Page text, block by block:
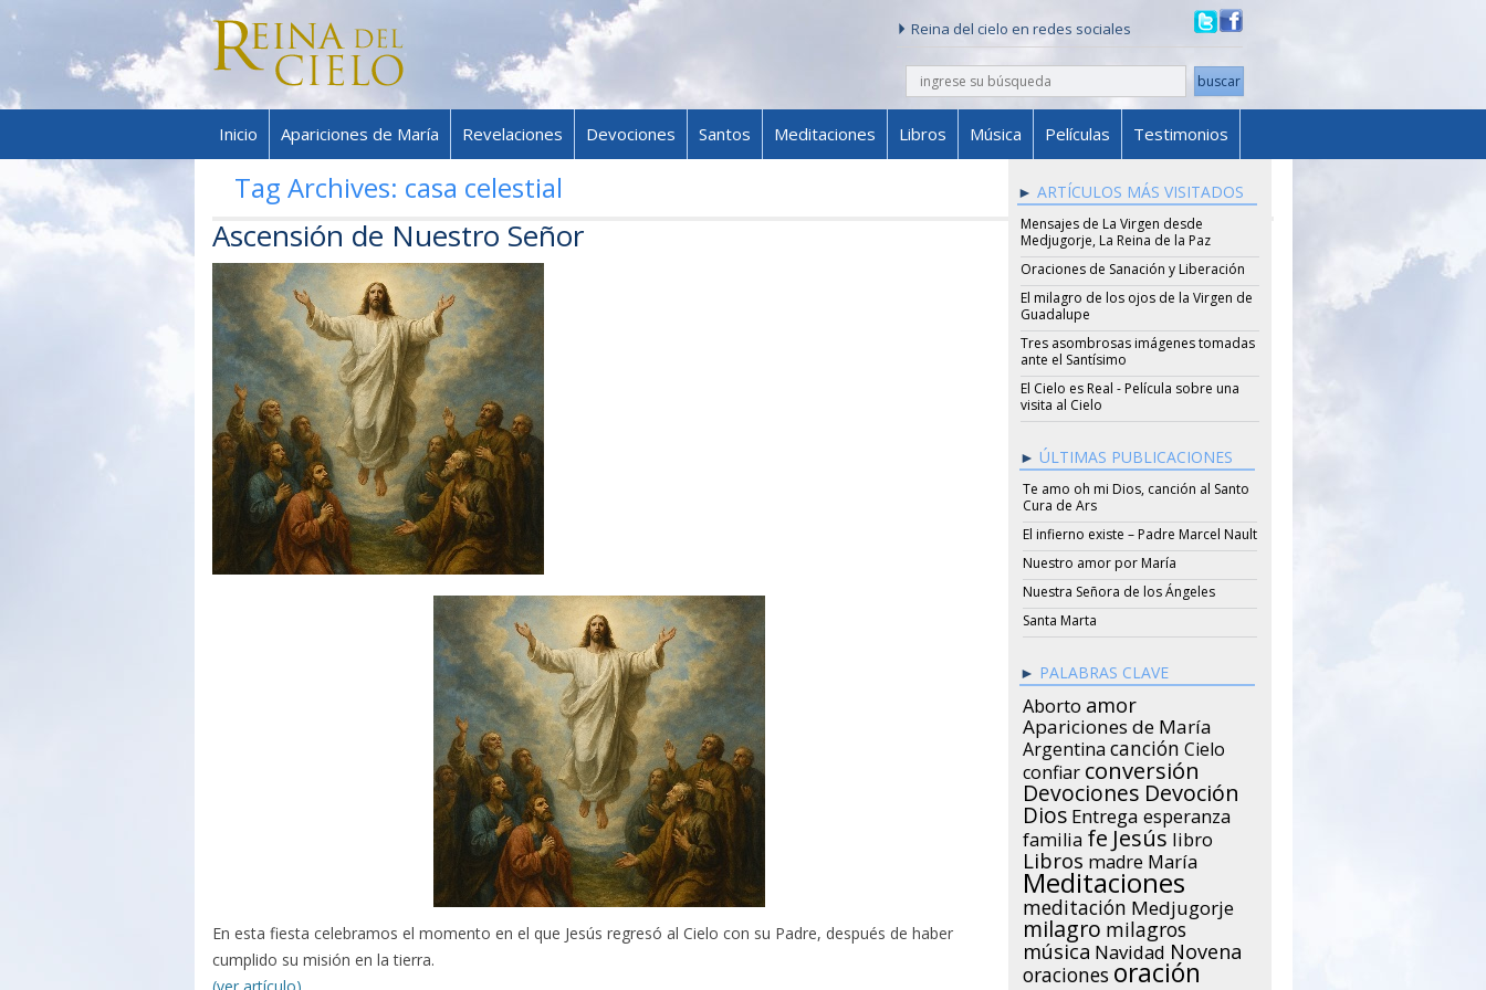
Reina del cielo en redes sociales
buscar
Skip to content
Inicio Apariciones de María Revelaciones Devociones Santos Meditaciones Libros Música Películas Testimonios
Tag Archives: casa celestial
Ascensión de Nuestro Señor
En esta fiesta celebramos el momento en el que Jesús regresó al Cielo con su Padre, después de haber
cumplido su misión en la tierra.
ARTÍCULOS MÁS VISITADOS
Mensajes de La Virgen desde
Medjugorje, La Reina de la Paz
Oraciones de Sanación y Liberación
El milagro de los ojos de la Virgen de
Guadalupe
Tres asombrosas imágenes tomadas
ante el Santísimo
El Cielo es Real - Película sobre una
visita al Cielo
ÚLTIMAS PUBLICACIONES
Te amo oh mi Dios, canción al Santo
Cura de Ars
El infierno existe – Padre Marcel Nault
Nuestro amor por María
Nuestra Señora de los Ángeles
Santa Marta
PALABRAS CLAVE
Aborto amor
Apariciones de María
Argentina canción Cielo
confiar conversión
Devociones Devoción
Dios Entrega esperanza
familia fe Jesús libro
Libros madre María
Meditaciones
meditación Medjugorje
milagro milagros
música Navidad Novena
oraciones oración